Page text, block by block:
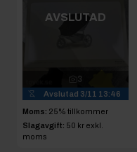
AVSLUTAD
3
Avslutad 3/11 13:46
Moms: 25% tillkommer
Slagavgift: 50 kr exkl.
moms